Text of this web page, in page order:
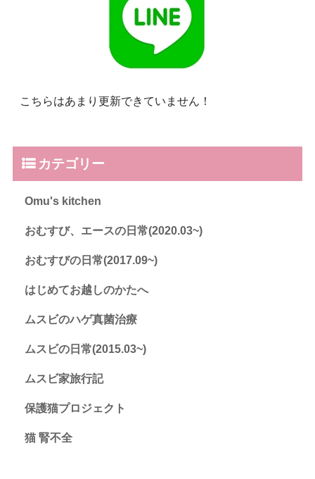
こちらはあまり更新できていません！
カテゴリー
Omu's kitchen
おむすび、エースの日常(2020.03~)
おむすびの日常(2017.09~)
はじめてお越しのかたへ
ムスビのハゲ真菌治療
ムスビの日常(2015.03~)
ムスビ家旅行記
保護猫プロジェクト
猫 腎不全